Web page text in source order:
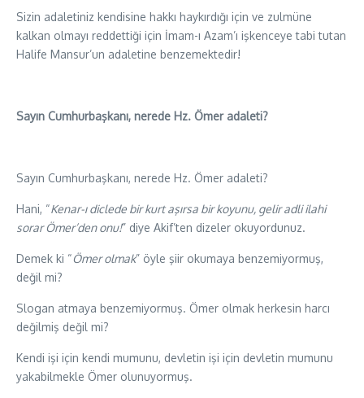
Sizin adaletiniz kendisine hakkı haykırdığı için ve zulmüne
kalkan olmayı reddettiği için İmam-ı Azam’ı işkenceye tabi tutan
Halife Mansur’un adaletine benzemektedir!
Sayın Cumhurbaşkanı, nerede Hz. Ömer adaleti?
Sayın Cumhurbaşkanı, nerede Hz. Ömer adaleti?
Hani, “Kenar-ı diclede bir kurt aşırsa bir koyunu, gelir adli ilahi
sorar Ömer’den onu!” diye Akif’ten dizeler okuyordunuz.
Demek ki “Ömer olmak” öyle şiir okumaya benzemiyormuş,
değil mi?
Slogan atmaya benzemiyormuş. Ömer olmak herkesin harcı
değilmiş değil mi?
Kendi işi için kendi mumunu, devletin işi için devletin mumunu
yakabilmekle Ömer olunuyormuş.